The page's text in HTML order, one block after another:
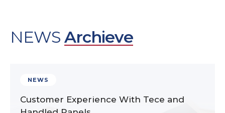
NEWS Archieve
NEWS
Customer Experience With Tece and